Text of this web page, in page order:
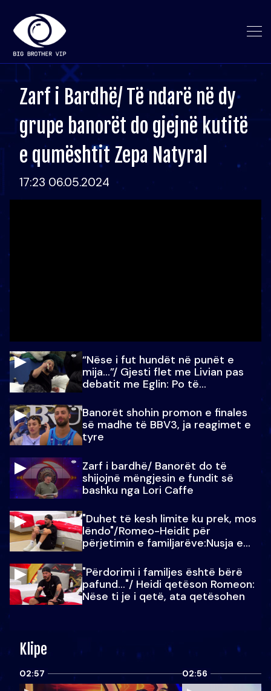
Zarf i Bardhë/ Të ndarë në dy
grupe banorët do gjejnë kutitë
e qumështit Zepa Natyral
17:23 06.05.2024
“Nëse i fut hundët në punët e
mija…”/ Gjesti flet me Livian pas
debatit me Eglin: Po të
Banorët shohin promon e finales
së madhe të BBV3, ja reagimet e
tyre
Zarf i bardhë/ Banorët do të
shijojnë mëngjesin e fundit së
bashku nga Lori Caffe
"Duhet të kesh limite ku prek, mos
lëndo"/Romeo-Heidit për
përjetimin e familjarëve:Nusja e
"Përdorimi i familjes është bërë
pafund…"/ Heidi qetëson Romeon:
Nëse ti je i qetë, ata qetësohen
Klipe
02:57 02:56